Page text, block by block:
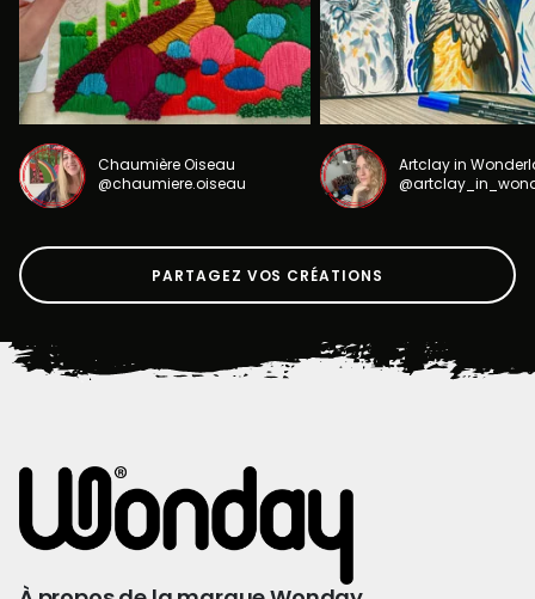
Chaumière Oiseau
@chaumiere.oiseau
Artclay in
PARTAGEZ VOS CRÉATIONS